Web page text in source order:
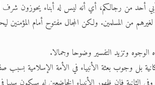
أحد من رجالكم، أي أنه ليس له أبناء يحوزون شرف
من المسلمين. ولكن المجال مفتوح أمام
الوجوه وتزيد التفسير وضوحا وجمالا.
بل وجوب بعثة الأنبياء في الأمة الإسلامية بسبب